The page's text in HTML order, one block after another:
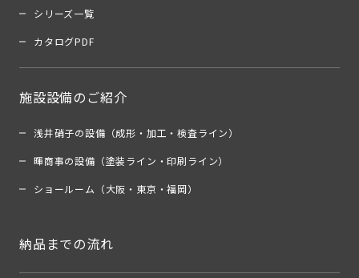
シリーズ一覧
カタログPDF
施設設備のご紹介
浅井硝子の設備（成形・加工・検査ライン）
暉商事の設備（塗装ライン・印刷ライン）
ショールーム（大阪・東京・福岡）
納品までの流れ